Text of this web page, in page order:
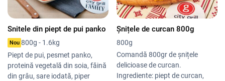
Snitele din piept de pui panko
Nou 800g - 1.6kg
Piept de pui, pesmet panko,
proteină vegetală din soia, făină
din grâu, sare iodată, piper
Șnițele de curcan 800g
800g
Comandă 800gr de șnițele
delicioase de curcan.
Ingrediente: piept de curcan,